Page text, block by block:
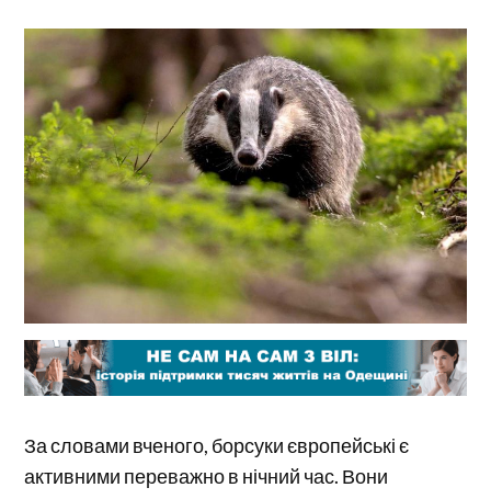
За словами вченого, борсуки європейські є
активними переважно в нічний час. Вони